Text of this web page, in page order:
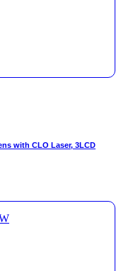
with CLO Laser, 3LCD